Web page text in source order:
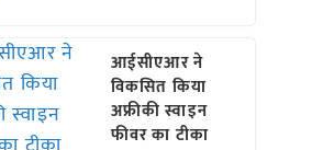
आईसीएआर ने
विकसित किया
अफ्रीकी स्वाइन
फीवर का टीका